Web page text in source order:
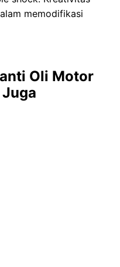
memodifikasi
Oli Motor